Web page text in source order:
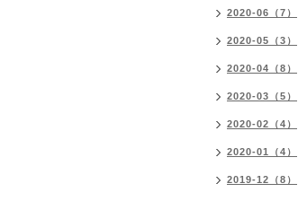
2020-06（7）
2020-05（3）
2020-04（8）
2020-03（5）
2020-02（4）
2020-01（4）
2019-12（8）